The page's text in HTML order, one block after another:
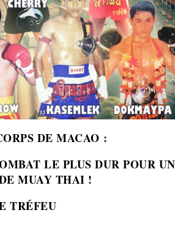
DE MACAO :
LE PLUS DUR POUR UN
MUAY THAI !
TRÉFEU